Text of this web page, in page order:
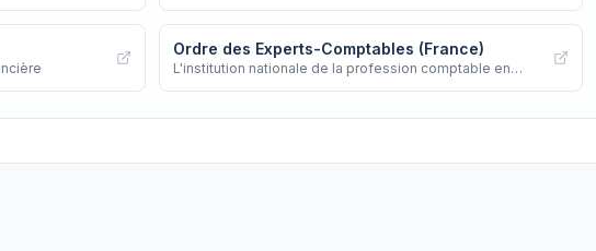
Ordre des Experts-Comptables (France)
L'institution nationale de la profession comptable en